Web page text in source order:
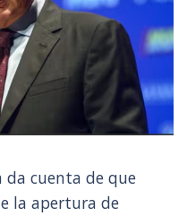
da cuenta de que
la apertura de